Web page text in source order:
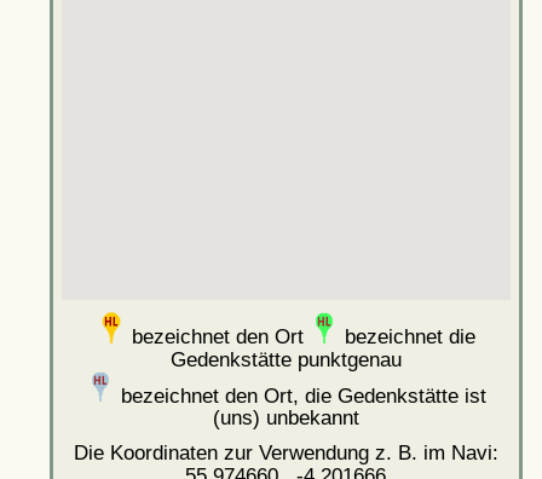
bezeichnet den Ort
bezeichnet die
Gedenkstätte punktgenau
bezeichnet den Ort, die Gedenkstätte ist
(uns) unbekannt
Die Koordinaten zur Verwendung z. B. im Navi: